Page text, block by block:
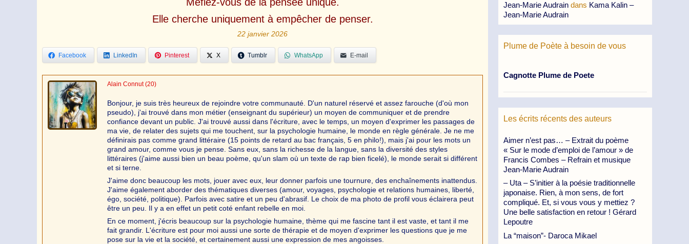
Elle cherche uniquement à empêcher de penser.
22 janvier 2026
Facebook LinkedIn Pinterest X Tumblr WhatsApp E-mail
Alain Connut(20)
Bonjour, je suis très heureux de rejoindre votre communauté. D'un naturel réservé et assez farouche (d'où mon
pseudo), j'ai trouvé dans mon métier (enseignant du supérieur) un moyen de communiquer et de prendre
confiance devant un public. J'ai trouvé aussi dans l'écriture, avec le temps, un moyen d'exprimer les passages de
ma vie, de relater des sujets qui me touchent, sur la psychologie humaine, le monde en règle générale. Je ne me
définirais pas comme grand littéraire (15 points de retard au bac français, 5 en philo!), mais j'ai pour les mots un
grand amour, comme vous je pense. Sans eux, sans la richesse de la langue, sans la diversité des styles
littéraires (j'aime aussi bien un beau poème, qu'un slam où un texte de rap bien ficelé), le monde serait si différent
et si terne.
J'aime donc beaucoup les mots, jouer avec eux, leur donner parfois une tournure, des enchaînements inattendus.
J'aime également aborder des thématiques diverses (amour, voyages, psychologie et relations humaines, liberté,
égo, société, politique). Parfois avec satire et un peu d'abrasif. Le choix de ma photo de profil vous éclairera peut
être un peu. Il y a en effet un petit coté enfant rebelle en moi.
En ce moment, j'écris beaucoup sur la psychologie humaine, thème qui me fascine tant il est vaste, et tant il me
fait grandir. L'écriture est pour moi aussi une sorte de thérapie et de moyen d'exprimer les questions que je me
pose sur la vie et la société, et certainement aussi une expression de mes angoisses.
Jean-Marie Audrain dans Kama Kalin –
Jean-Marie Audrain
Plume de Poète à besoin de vous
Cagnotte Plume de Poete
Les écrits récents des auteurs
Aimer n’est pas… – Extrait du poème
« Sur le mode d’emploi de l’amour » de
Francis Combes – Refrain et musique
Jean-Marie Audrain
– Uta – S’initier à la poésie traditionnelle
japonaise. Rien, à mon sens, de fort
compliqué. Et, si vous vous y mettiez ?
Une belle satisfaction en retour ! Gérard
Lepoutre
La “maison”- Daroca Mikael